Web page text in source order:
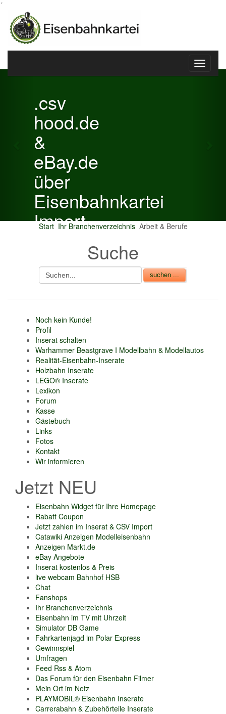
´
Toggle
.csv
hood.de
&
eBay.de
über
Eisenbahnkartei
Import
Verkaufsbetrag an
Gebühren je Inserat
Artikel
Previous
Start Ihr Branchenverzeichnis Arbeit & Berufe
Suche
Noch kein Kunde!
Profil
Inserat schalten
Warhammer Beastgrave I Modellbahn & Modellautos
Realität-Eisenbahn-Inserate
Holzbahn Inserate
LEGO® Inserate
Lexikon
Forum
Kasse
Gästebuch
Links
Fotos
Kontakt
Wir informieren
Jetzt NEU
Eisenbahn Widget für Ihre Homepage
Rabatt Coupon
Jetzt zahlen im Inserat & CSV Import
Catawiki Anzeigen Modelleisenbahn
Anzeigen Markt.de
eBay Angebote
Inserat kostenlos & Preis
live webcam Bahnhof HSB
Chat
Fanshops
Ihr Branchenverzeichnis
Eisenbahn im TV mit Uhrzeit
Simulator DB Game
Fahrkartenjagd im Polar Express
Gewinnspiel
Umfragen
Feed Rss & Atom
Das Forum für den Eisenbahn Filmer
Mein Ort im Netz
PLAYMOBIL® Eisenbahn Inserate
Carrerabahn & Zubehörteile Inserate